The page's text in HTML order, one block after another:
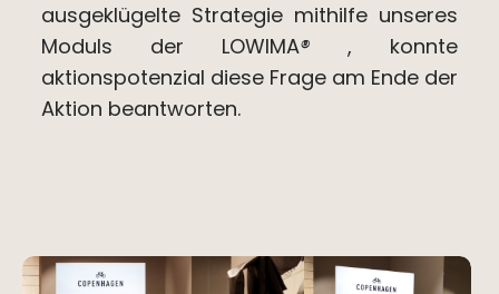
ausgeklügelte Strategie mithilfe unseres
Moduls der LOWIMA® , konnte
aktionspotenzial diese Frage am Ende der
Aktion beantworten.